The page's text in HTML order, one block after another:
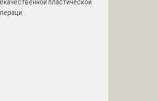
пластической